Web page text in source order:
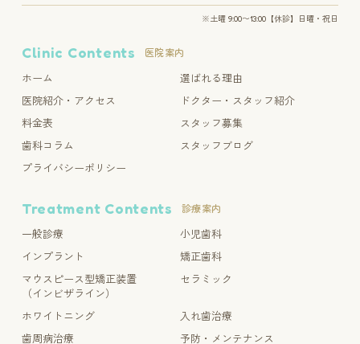
※土曜 9:00〜13:00【休診】日曜・祝日
Clinic Contents 医院案内
ホーム
選ばれる理由
医院紹介・アクセス
ドクター・スタッフ紹介
料金表
スタッフ募集
歯科コラム
スタッフブログ
プライバシーポリシー
Treatment Contents 診療案内
一般診療
小児歯科
インプラント
矯正歯科
マウスピース型矯正装置
（インビザライン）
セラミック
ホワイトニング
入れ歯治療
歯周病治療
予防・メンテナンス